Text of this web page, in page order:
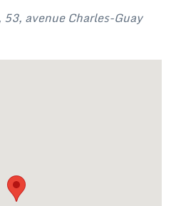
avenue Charles-Guay